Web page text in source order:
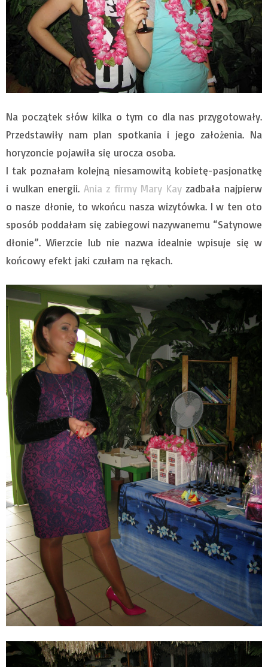
Na początek słów kilka o tym co dla nas przygotowały.
Przedstawiły nam plan spotkania i jego założenia. Na
horyzoncie pojawiła się urocza osoba.
I tak poznałam kolejną niesamowitą kobietę-pasjonatkę
i wulkan energii. Ania z firmy Mary Kay zadbała najpierw
o nasze dłonie, to wkońcu nasza wizytówka. I w ten oto
sposób poddałam się zabiegowi nazywanemu “Satynowe
dłonie”. Wierzcie lub nie nazwa idealnie wpisuje się w
końcowy efekt jaki czułam na rękach.